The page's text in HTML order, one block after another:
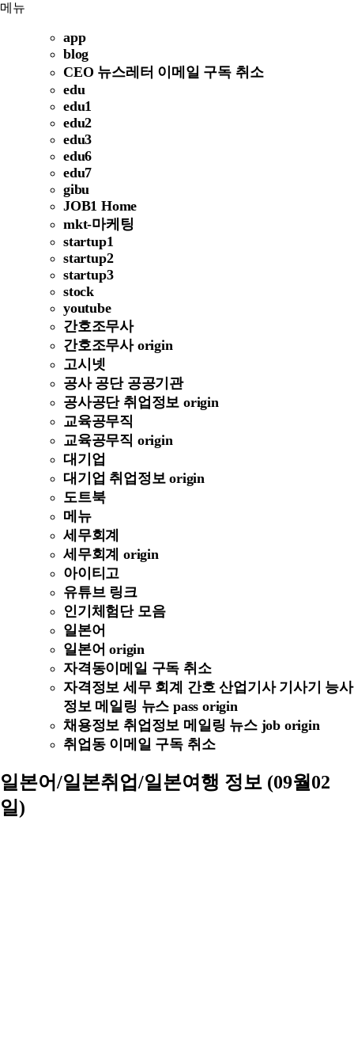
메뉴
app
blog
CEO 뉴스레터 이메일 구독 취소
edu
edu1
edu2
edu3
edu6
edu7
gibu
JOB1 Home
mkt-마케팅
startup1
startup2
startup3
stock
youtube
간호조무사
간호조무사 origin
고시넷
공사 공단 공공기관
공사공단 취업정보 origin
교육공무직
교육공무직 origin
대기업
대기업 취업정보 origin
도트북
메뉴
세무회계
세무회계 origin
아이티고
유튜브 링크
인기체험단 모음
일본어
일본어 origin
자격동이메일 구독 취소
자격정보 세무 회계 간호 산업기사 기사기 능사
정보 메일링 뉴스 pass origin
채용정보 취업정보 메일링 뉴스 job origin
취업동 이메일 구독 취소
일본어/일본취업/일본여행 정보 (09월02
일)